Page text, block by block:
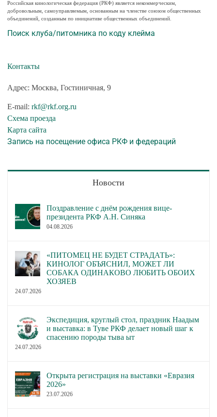
Российская кинологическая федерация (РКФ) является некоммерческим,
добровольным, самоуправляемым, основанным на членстве союзом общественных
объединений, созданным по инициативе общественных объединений.
Поиск клуба/питомника по коду клейма
Контакты
Адрес: Москва, Гостиничная, 9
E-mail: rkf@rkf.org.ru
Схема проезда
Карта сайта
Запись на посещение офиса РКФ и федераций
Новости
Поздравление с днём рождения вице-
президента РКФ А.Н. Синяка
04.08.2026
«ПИТОМЕЦ НЕ БУДЕТ СТРАДАТЬ»:
КИНОЛОГ ОБЪЯСНИЛ, МОЖЕТ ЛИ
СОБАКА ОДИНАКОВО ЛЮБИТЬ ОБОИХ
ХОЗЯЕВ
24.07.2026
Экспедиция, круглый стол, праздник Наадым
и выставка: в Туве РКФ делает новый шаг к
спасению породы тыва ыт
24.07.2026
Открыта регистрация на выставки «Евразия
2026»
23.07.2026